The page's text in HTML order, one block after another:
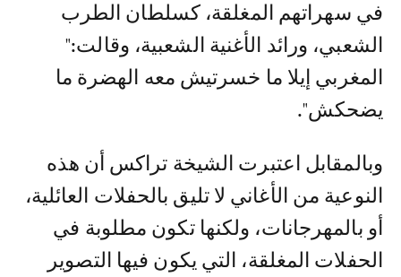
في سهراتهم المغلقة، كسلطان الطرب
الشعبي، ورائد الأغنية الشعبية، وقالت:"
المغربي إيلا ما خسرتيش معه الهضرة ما
يضحكش".
وبالمقابل اعتبرت الشيخة تراكس أن هذه
النوعية من الأغاني لا تليق بالحفلات العائلية،
أو بالمهرجانات، ولكنها تكون مطلوبة في
الحفلات المغلقة، التي يكون فيها التصوير